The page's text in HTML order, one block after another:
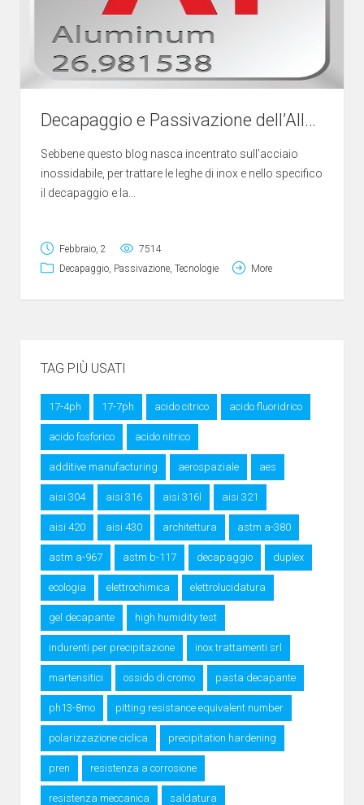
Decapaggio e Passivazione dell’Alluminio
Sebbene questo blog nasca incentrato sull’acciaio
inossidabile, per trattare le leghe di inox e nello specifico
il decapaggio e la...
Febbraio, 2
7514
Decapaggio Passivazione Tecnologie More
TAG PIÙ USATI
17-4ph 17-7ph acido citrico acido fluoridrico
acido fosforico acido nitrico
additive manufacturing aerospaziale aes
aisi 304 aisi 316 aisi 316l aisi 321
aisi 420 aisi 430 architettura astm a-380
astm a-967 astm b-117 decapaggio duplex
ecologia elettrochimica elettrolucidatura
gel decapante high humidity test
indurenti per precipitazione inox trattamenti srl
martensitici ossido di cromo pasta decapante
ph13-8mo pitting resistance equivalent number
polarizzazione ciclica precipitation hardening
pren resistenza a corrosione
resistenza meccanica saldatura